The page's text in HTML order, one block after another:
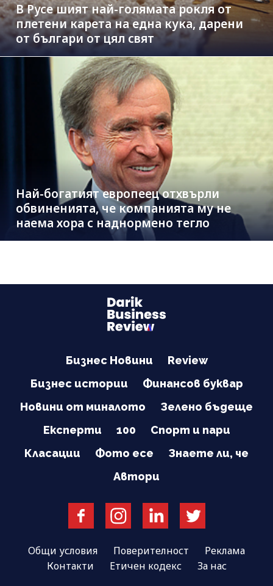
В Русе шият най-голямата рокля от
плетени карета на една кука, дарени
от българи от цял свят
Най-богатият европеец отхвърли
обвиненията, че компанията му не
наема хора с наднормено тегло
Бизнес Новини
Review
Бизнес истории
Финансов буквар
Новини от миналото
Зелено бъдеще
Експерти
100
Спорт и пари
Класации
Фото есе
Знаете ли, че
Автори
Общи условия Поверителност
Реклама
Контакти
Етичен кодекс За нас